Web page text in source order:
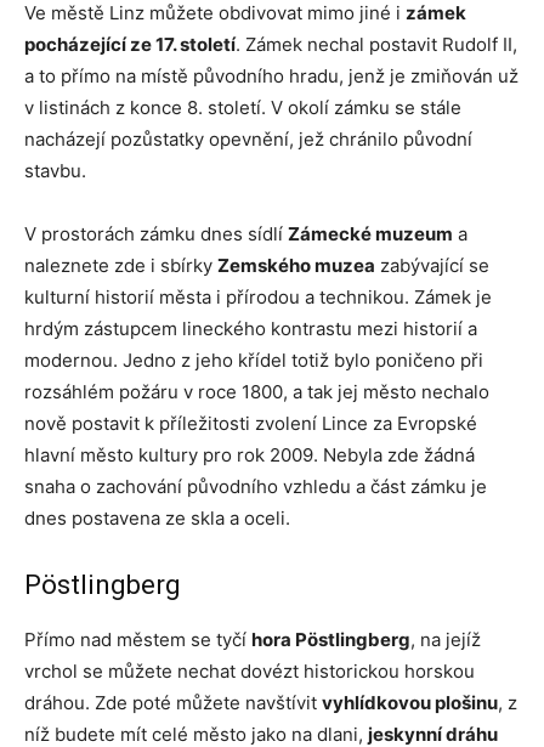
Ve městě Linz můžete obdivovat mimo jiné i zámek
pocházející ze 17. století. Zámek nechal postavit Rudolf II,
a to přímo na místě původního hradu, jenž je zmiňován už
v listinách z konce 8. století. V okolí zámku se stále
nacházejí pozůstatky opevnění, jež chránilo původní
stavbu.
V prostorách zámku dnes sídlí Zámecké muzeum a
naleznete zde i sbírky Zemského muzea zabývající se
kulturní historií města i přírodou a technikou. Zámek je
hrdým zástupcem lineckého kontrastu mezi historií a
modernou. Jedno z jeho křídel totiž bylo poničeno při
rozsáhlém požáru v roce 1800, a tak jej město nechalo
nově postavit k příležitosti zvolení Lince za Evropské
hlavní město kultury pro rok 2009. Nebyla zde žádná
snaha o zachování původního vzhledu a část zámku je
dnes postavena ze skla a oceli.
Pöstlingberg
Přímo nad městem se tyčí hora Pöstlingberg, na jejíž
vrchol se můžete nechat dovézt historickou horskou
dráhou. Zde poté můžete navštívit vyhlídkovou plošinu, z
níž budete mít celé město jako na dlani, jeskynní dráhu